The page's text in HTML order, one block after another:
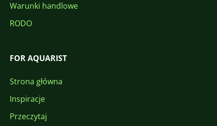
Warunki handlowe
RODO
FOR AQUARIST
Strona główna
Inspiracje
Przeczytaj